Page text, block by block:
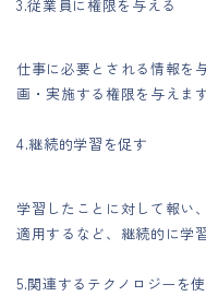
3.従業員に権限を与える
仕事に必要とされる情報を
画・実施する権限を与えます
4.継続的学習を促す
学習したことに対して報い
適用するなど、継続的に学
5.関連するテクノロジーを使